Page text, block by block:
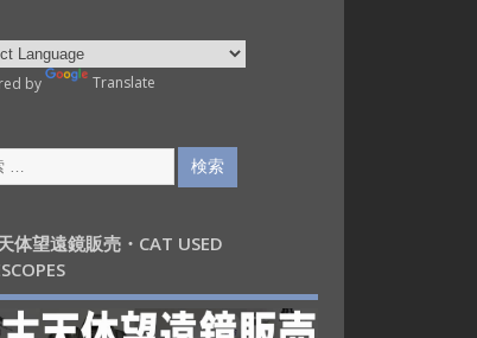
by Translate
体望遠鏡販売・CAT USED